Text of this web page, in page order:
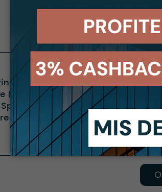
zich tien huurders,
(10%) en JYSK (10%), maar ook
is de afgelopen jaren
huurtermijn van 6 jaar is